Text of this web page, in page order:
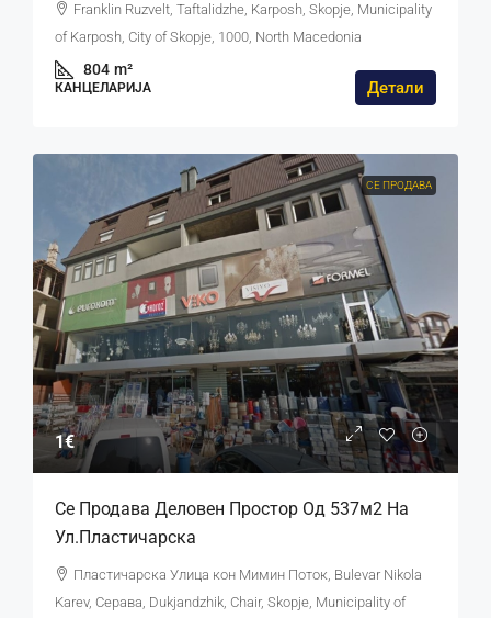
Franklin Ruzvelt, Taftalidzhe, Karposh, Skopje, Municipality
of Karposh, City of Skopje, 1000, North Macedonia
804 m²
КАНЦЕЛАРИЈА Детали
СЕ ПРОДАВА
1€
Се Продава Деловен Простор Од 537м2 На
Ул.Пластичарска
Пластичарска Улица кон Мимин Поток, Bulevar Nikola
Karev, Серава, Dukjandzhik, Chair, Skopje, Municipality of